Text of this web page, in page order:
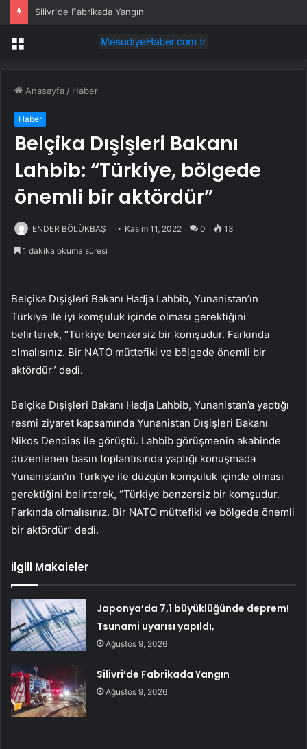
Silivri’de Fabrikada Yangın
Menü
Anasayfa / Haber
Haber
Belçika Dışişleri Bakanı
Lahbib: “Türkiye, bölgede
önemli bir aktördür”
ENDER BÖLÜKBAŞ Kasım 11, 2022 0 13
1 dakika okuma süresi
Belçika Dışişleri Bakanı Hadja Lahbib, Yunanistan’ın
Türkiye ile iyi komşuluk içinde olması gerektiğini
belirterek, “Türkiye benzersiz bir komşudur. Farkında
olmalısınız. Bir NATO müttefiki ve bölgede önemli bir
aktördür” dedi.
Belçika Dışişleri Bakanı Hadja Lahbib, Yunanistan’a yaptığı
resmi ziyaret kapsamında Yunanistan Dışişleri Bakanı
Nikos Dendias ile görüştü. Lahbib görüşmenin akabinde
düzenlenen basın toplantısında yaptığı konuşmada
Yunanistan’ın Türkiye ile düzgün komşuluk içinde olması
gerektiğini belirterek, “Türkiye benzersiz bir komşudur.
Farkında olmalısınız. Bir NATO müttefiki ve bölgede önemli
bir aktördür” dedi.
İlgili Makaleler
Japonya’da 7,1 büyüklüğünde deprem!
Tsunami uyarısı yapıldı,
Ağustos 9, 2026
Silivri’de Fabrikada Yangın
Ağustos 9, 2026